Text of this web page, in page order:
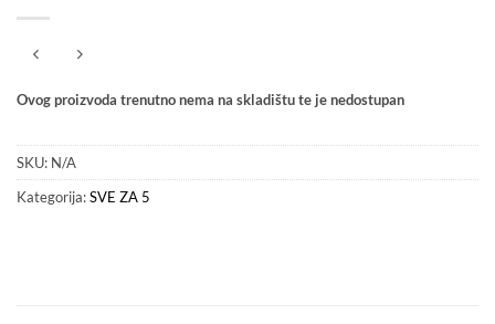
Ovog proizvoda trenutno nema na skladištu te je nedostupan
SKU: N/A
Kategorija:SVE ZA 5